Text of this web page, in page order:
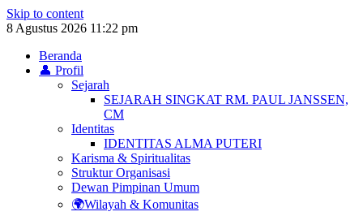
Skip to content
8 Agustus 2026 11:22 pm
Beranda
👤 Profil
Sejarah
SEJARAH SINGKAT RM. PAUL JANSSEN,
CM
Identitas
IDENTITAS ALMA PUTERI
Karisma & Spiritualitas
Struktur Organisasi
Dewan Pimpinan Umum
🌍Wilayah & Komunitas